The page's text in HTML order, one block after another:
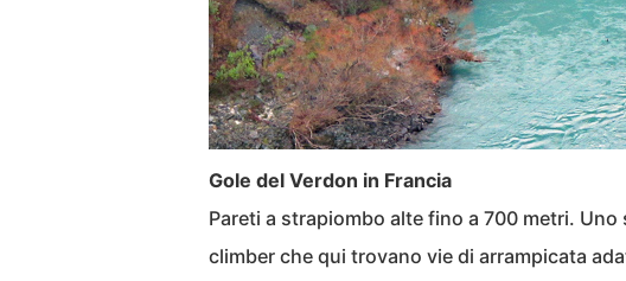
Gole del Verdon in Francia
Pareti a strapiombo alte fino a 700 metri.
climber che qui trovano vie di arrampicata